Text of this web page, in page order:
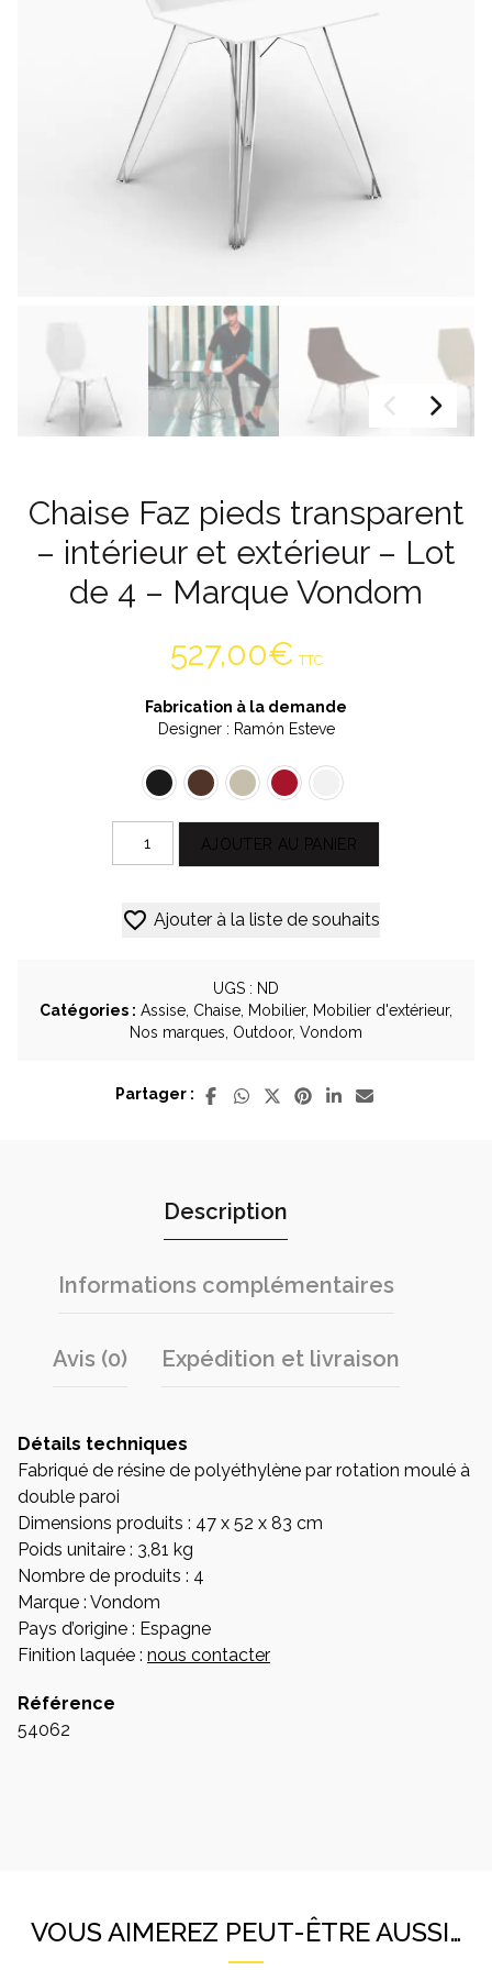
Chaise Faz pieds transparent
– intérieur et extérieur – Lot
de 4 – Marque Vondom
527,00€ TTC
Fabrication à la demande
Designer : Ramón Esteve
pieds
et
extérieur
de
AJOUTER AU PANIER
Ajouter à la liste de souhaits
UGS : ND
Catégories : Assise Chaise Mobilier, Mobilier d'extérieur,
Nos marques Outdoor, Vondom
Partager :
Description
Informations complémentaires
Avis (0) Expédition et livraison
Détails techniques
Fabriqué de résine de polyéthylène par rotation moulé à
double paroi
Dimensions produits : 47 x 52 x 83 cm
Poids unitaire : 3,81 kg
Nombre de produits : 4
Marque : Vondom
Pays d’origine : Espagne
Finition laquée : nous contacter
Référence
54062
VOUS AIMEREZ PEUT-ÊTRE AUSSI…